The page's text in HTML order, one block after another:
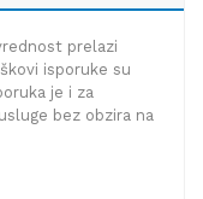
prelazi
isporuke su
je i za
bez obzira na